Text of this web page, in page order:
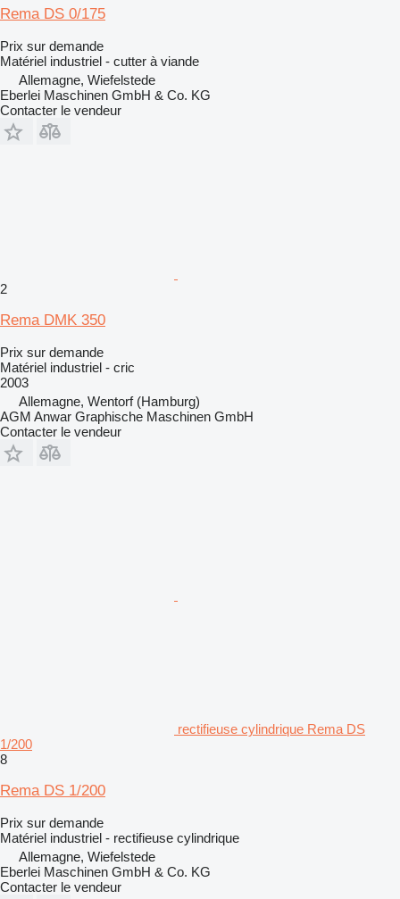
Rema DS 0/175
Prix sur demande
Matériel industriel - cutter à viande
Allemagne, Wiefelstede
Eberlei Maschinen GmbH & Co. KG
Contacter le vendeur
2
Rema DMK 350
Prix sur demande
Matériel industriel - cric
2003
Allemagne, Wentorf (Hamburg)
AGM Anwar Graphische Maschinen GmbH
Contacter le vendeur
rectifieuse cylindrique Rema DS
1/200
8
Rema DS 1/200
Prix sur demande
Matériel industriel - rectifieuse cylindrique
Allemagne, Wiefelstede
Eberlei Maschinen GmbH & Co. KG
Contacter le vendeur